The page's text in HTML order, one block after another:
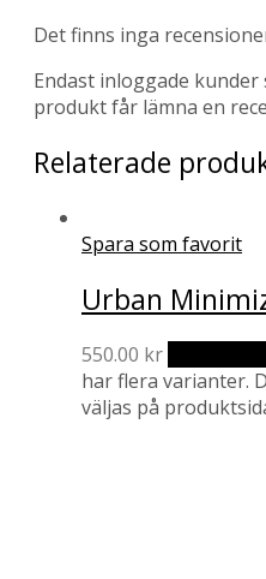
Det finns inga
Endast inloggade
produkt får lämna en
Relaterade
Spara som favorit
Urban
550.00 kr
har flera varianter.
väljas på